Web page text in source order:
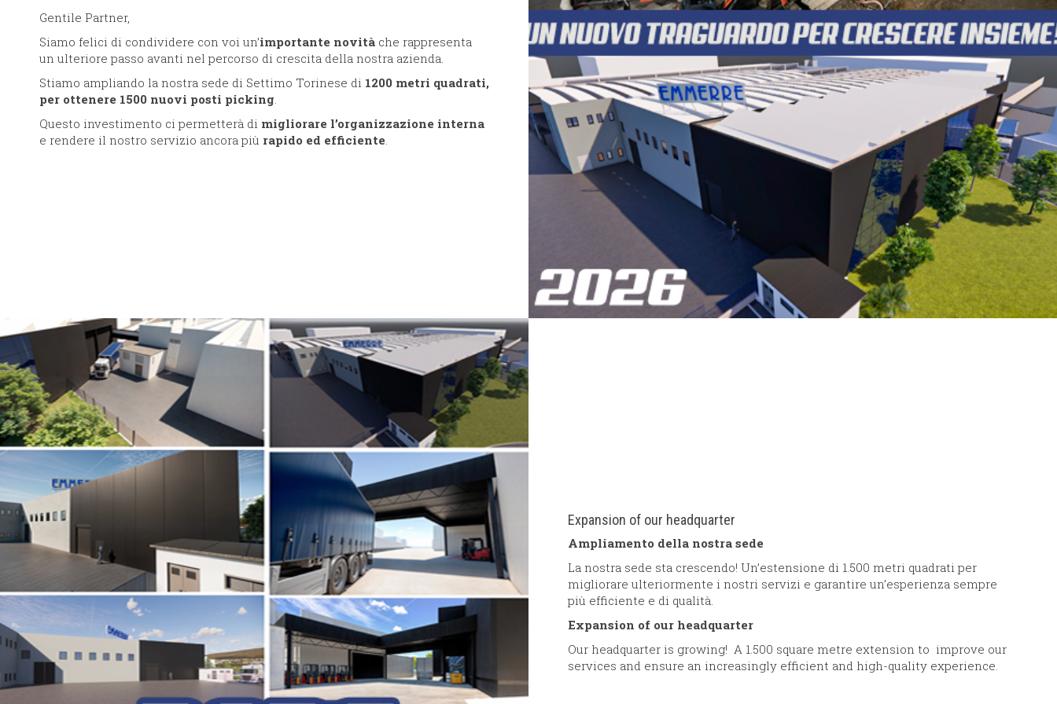
Gentile Partner,
Siamo felici di condividere con voi un’importante novità che rappresenta
un ulteriore passo avanti nel percorso di crescita della nostra azienda.
Stiamo ampliando la nostra sede di Settimo Torinese di 1200 metri quadrati,
per ottenere 1500 nuovi posti picking.
Questo investimento ci permetterà di migliorare l’organizzazione interna
e rendere il nostro servizio ancora più rapido ed efficiente.
Expansion of our headquarter
Ampliamento della nostra sede
La nostra sede sta crescendo! Un’estensione di 1.500 metri quadrati per
migliorare ulteriormente i nostri servizi e garantire un’esperienza sempre
più efficiente e di qualità.
Expansion of our headquarter
Our headquarter is growing! A 1.500 square metre extension to improve our
services and ensure an increasingly efficient and high-quality experience.